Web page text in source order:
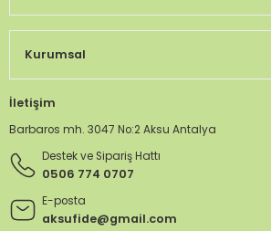
Kurumsal
İletişim
Barbaros mh. 3047 No:2 Aksu Antalya
Destek ve Sipariş Hattı
0506 774 0707
E-posta
aksufide@gmail.com